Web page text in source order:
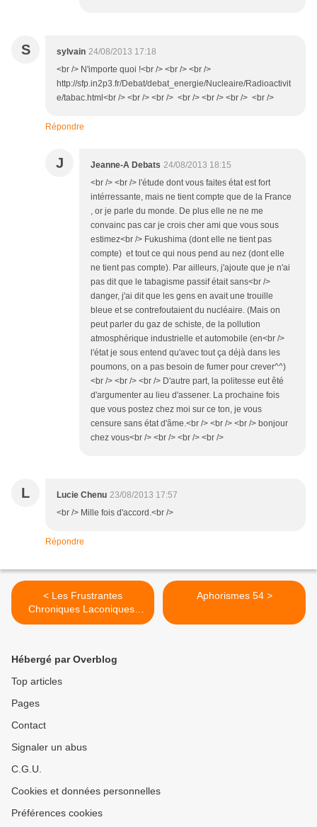
S sylvain 24/08/2013 17:18
<br /> N'importe quoi !<br /> <br /> <br />
http://sfp.in2p3.fr/Debat/debat_energie/Nucleaire/Radioactivit
e/tabac.html<br /> <br /> <br /> <br /> <br /> <br /> <br />
Répondre
J Jeanne-A Debats 24/08/2013 18:15
<br /> <br /> l'étude dont vous faites état est fort
intérressante, mais ne tient compte que de la France
, or je parle du monde. De plus elle ne ne me
convainc pas car je crois cher ami que vous sous
estimez<br /> Fukushima (dont elle ne tient pas
compte) et tout ce qui nous pend au nez (dont elle
ne tient pas compte). Par ailleurs, j'ajoute que je n'ai
pas dit que le tabagisme passif était sans<br />
danger, j'ai dit que les gens en avait une trouille
bleue et se contrefoutaient du nucléaire. (Mais on
peut parler du gaz de schiste, de la pollution
atmosphérique industrielle et automobile (en<br />
l'état je sous entend qu'avec tout ça déjà dans les
poumons, on a pas besoin de fumer pour crever^^)
<br /> <br /> <br /> D'autre part, la politesse eut êté
d'argumenter au lieu d'assener. La prochaine fois
que vous postez chez moi sur ce ton, je vous
censure sans état d'âme.<br /> <br /> <br /> bonjour
chez vous<br /> <br /> <br /> <br />
L Lucie Chenu 23/08/2013 17:57
<br /> Mille fois d'accord.<br />
Répondre
< Les Frustrantes
Chroniques Laconiques,
Honnêtes et Littéraires de
Aphorismes 54 >
Hébergé par Overblog
Top articles
Pages
Contact
Signaler un abus
C.G.U.
Cookies et données personnelles
Préférences cookies